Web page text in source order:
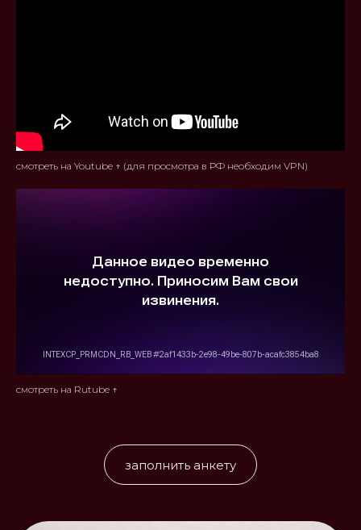
смотреть на Youtube ↑ (для просмотра в РФ необходим VPN)
смотреть на Rutube ↑
заполнить анкету